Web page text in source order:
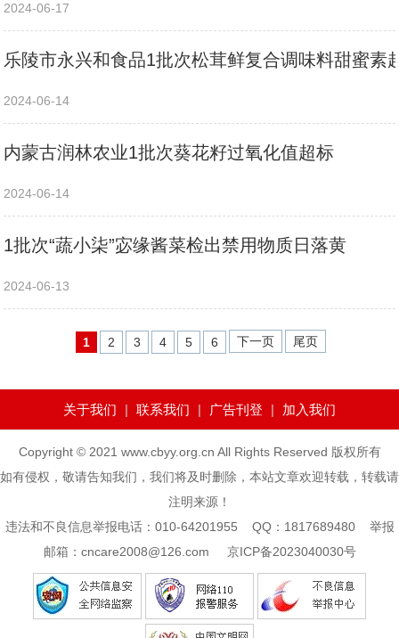
2024-06-17
乐陵市永兴和食品1批次松茸鲜复合调味料甜蜜素
2024-06-14
内蒙古润林农业1批次葵花籽过氧化值超标
2024-06-14
1批次“蔬小柒”宓缘酱菜检出禁用物质日落黄
2024-06-13
1 2 3 4 5 6 下一页 尾页
关于我们 联系我们 广告刊登 加入我们
Copyright © 2021 www.cbyy.org.cn All Rights Reserved 版权所有
如有侵权，敬请告知我们，我们将及时删除，本站文章欢迎转载，转载请
注明来源！
违法和不良信息举报电话：010-64201955 QQ：1817689480 举报
邮箱：cncare2008@126.com 京ICP备2023040030号